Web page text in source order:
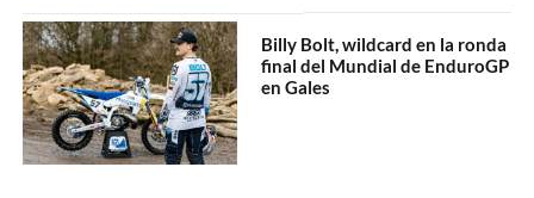
Billy Bolt, wildcard en la ronda
final del Mundial de EnduroGP
en Gales